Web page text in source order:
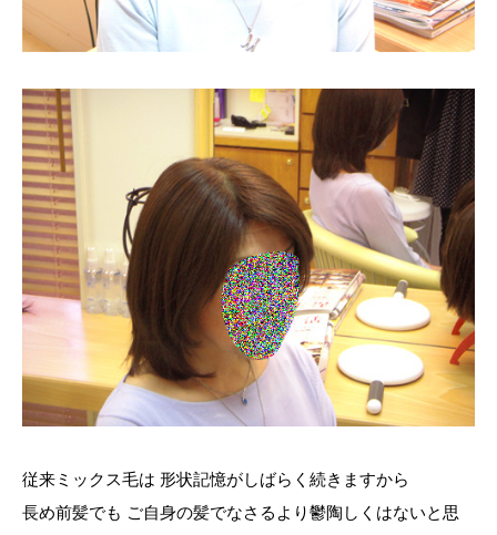
従来ミックス毛は 形状記憶がしばらく続きますから
長め前髪でも ご自身の髪でなさるより鬱陶しくはないと思